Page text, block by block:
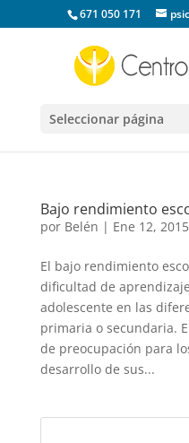
671 050 171
Seleccionar página
Bajo rendimiento
por Belén | Ene 12, 2015
El bajo rendimiento
dificultad de
adolescente en las
primaria o secundaria.
de preocupación para
desarrollo de sus...